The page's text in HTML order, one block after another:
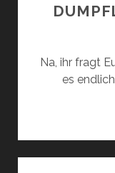
Na, ihr fragt
es